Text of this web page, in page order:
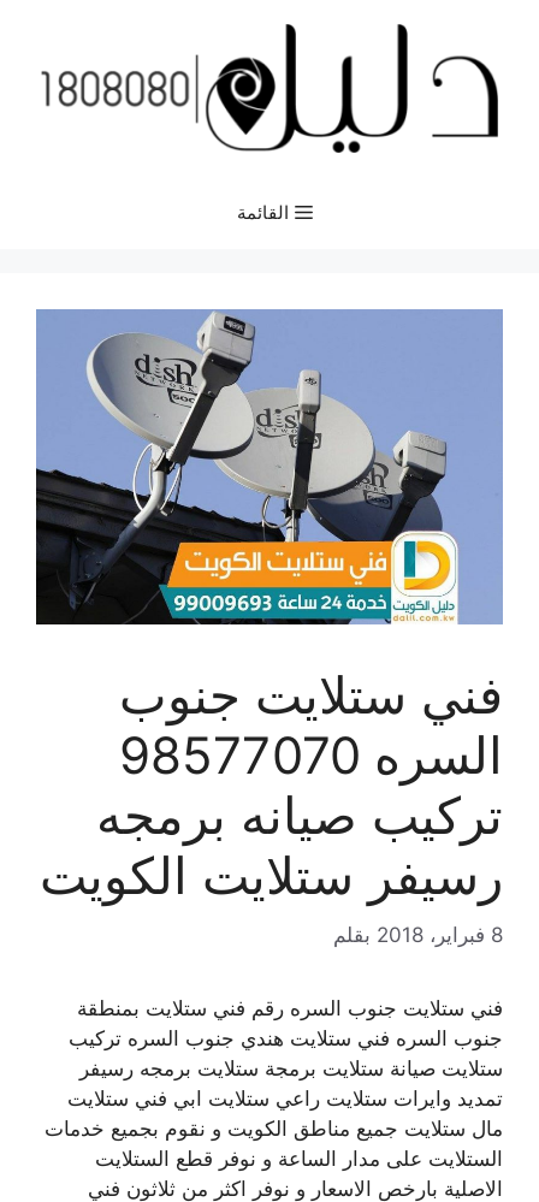
المحتوى
القائمة
فني ستلايت جنوب
السره 98577070
تركيب صيانه برمجه
رسيفر ستلايت الكويت
8 فبراير، 2018 بقلم
فني ستلايت جنوب السره رقم فني ستلايت بمنطقة
جنوب السره فني ستلايت هندي جنوب السره تركيب
ستلايت صيانة ستلايت برمجة ستلايت برمجه رسيفر
تمديد وايرات ستلايت راعي ستلايت ابي فني ستلايت
مال ستلايت جميع مناطق الكويت و نقوم بجميع خدمات
الستلايت على مدار الساعة و نوفر قطع الستلايت
الاصلية بارخص الاسعار و نوفر اكثر من ثلاثون فني